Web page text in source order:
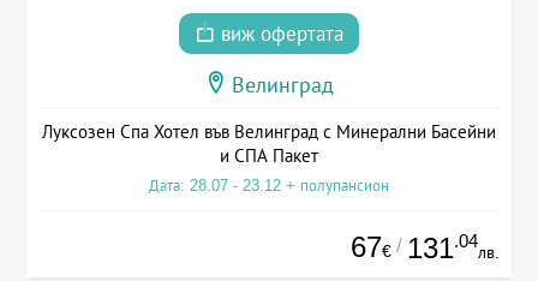
виж офертата
Велинград
Луксозен Спа Хотел във Велинград с Минерални Басейни
и СПА Пакет
Дата: 28.07 - 23.12 + полупансион
67€ / 131.04
лв.